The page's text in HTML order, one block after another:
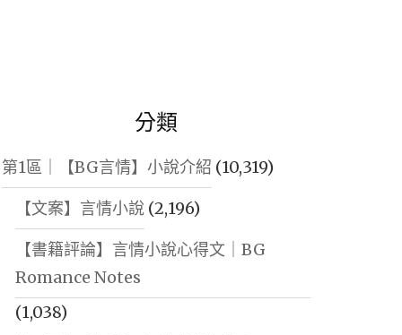
分類
第1區｜【BG言情】小說介紹 (10,319)
【文案】言情小說(2,196)
【書籍評論】言情小說心得文｜BG
Romance Notes
(1,038)